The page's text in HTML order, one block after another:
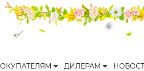
ДИЛЕРАМ